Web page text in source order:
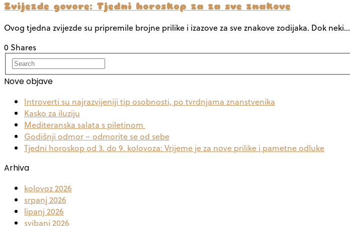
Zvijezde govore: Tjedni horoskop za za sve znakove
Ovog tjedna zvijezde su pripremile brojne prilike i izazove za sve znakove zodijaka. Dok neki…
0 Shares
Nove objave
Introverti su najrazvijeniji tip osobnosti, po tvrdnjama znanstvenika
Kasko za iluziju
Mediteranska salata s piletinom
Godišnji odmor – odmorite se od sebe
Tjedni horoskop od 3. do 9. kolovoza: Vrijeme je za nove prilike i pametne odluke
Arhiva
kolovoz 2026
srpanj 2026
lipanj 2026
svibanj 2026